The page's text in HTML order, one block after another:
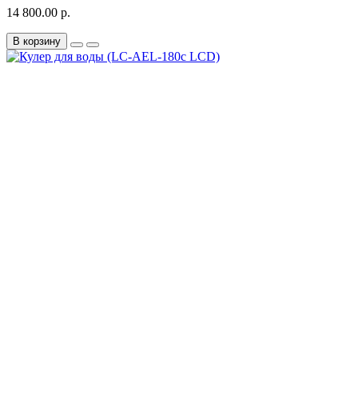
14 800.00 р.
В корзину